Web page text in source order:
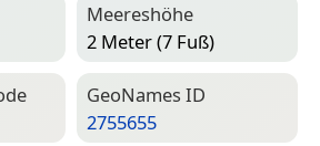
Meereshöhe
2 Meter (7 Fuß)
Geo­Names ID
2755655